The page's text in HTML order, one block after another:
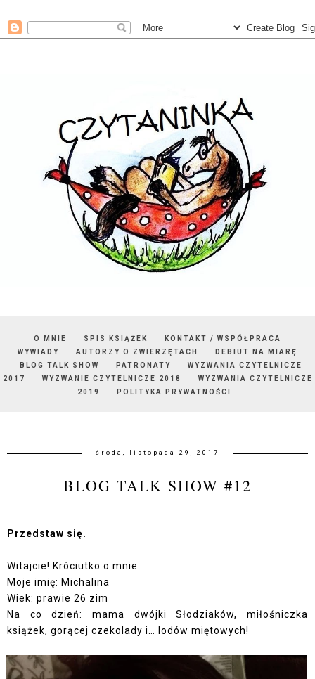
O MNIE SPIS KSIĄŻEK
KONTAKT / WSPÓŁPRACA
WYWIADY
AUTORZY O ZWIERZĘTACH
DEBIUT NA MIARĘ
BLOG TALK SHOW
PATRONATY
WYZWANIA CZYTELNICZE
2017
WYZWANIE CZYTELNICZE 2018
WYZWANIA CZYTELNICZE
2019
POLITYKA PRYWATNOŚCI
środa, listopada 29, 2017
BLOG TALK SHOW #12
Przedstaw się.
Witajcie! Króciutko o mnie:
Moje imię: Michalina
Wiek: prawie 26 zim
Na co dzień: mama dwójki Słodziaków, miłośniczka
książek, gorącej czekolady i… lodów miętowych!